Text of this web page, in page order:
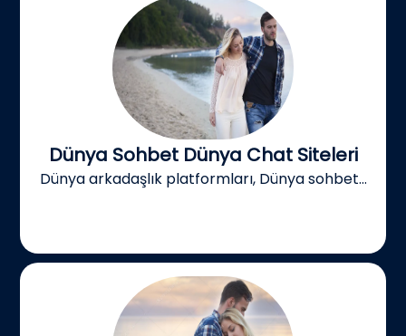
Dünya Sohbet Dünya Chat Siteleri
Dünya arkadaşlık platformları, Dünya sohbet...